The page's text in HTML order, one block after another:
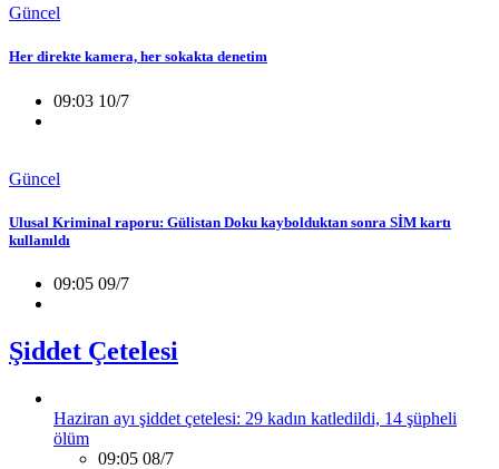
Güncel
Her direkte kamera, her sokakta denetim
09:03 10/7
Güncel
Ulusal Kriminal raporu: Gülistan Doku kaybolduktan sonra SİM kartı
kullanıldı
09:05 09/7
Şiddet Çetelesi
Haziran ayı şiddet çetelesi: 29 kadın katledildi, 14 şüpheli
ölüm
09:05 08/7